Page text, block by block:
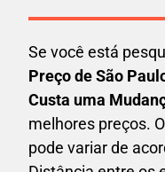
Se você está
Preço de São
Custa uma
melhores preços. O
pode variar de